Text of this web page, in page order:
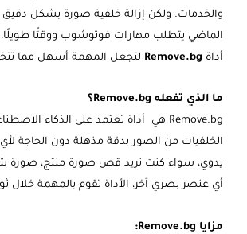
والخدمات. ولكن إزالة خلفية صورة بشكل
الماضي يتطلب مهارات فوتوشوب ووقتًا طويلًا،
أداة Remove.bg لتجعل المهمة أسهل مما
ما الذي تفعله Remove.bg؟
Remove.bg هي
أداة تعتمد على الذكاء
الخلفيات من الصور بدقة مذهلة دون الحاجة
يدوي، سواء كنت تريد قص صورة منتج، صورة
أي عنصر بصري آخر، الأداة تقوم بالمهمة خلال
مزايا Remove.bg: